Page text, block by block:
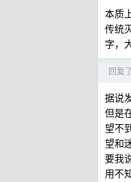
本质
传统
字，
回复
据说
但是
望不
望和
要我
用不